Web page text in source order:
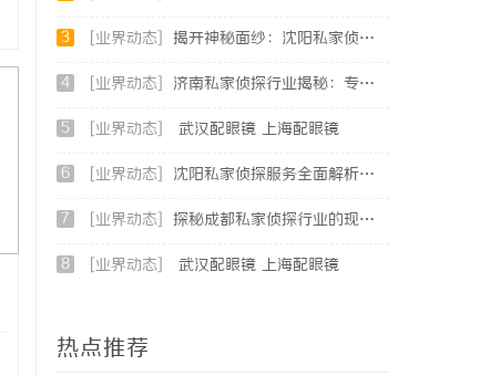
3 [业界动态] 揭开神秘面纱：沈阳私家侦探行业的现状与发展
4 [业界动态] 济南私家侦探行业揭秘：专业服务与案件解析全方位指南
5 [业界动态] 武汉配眼镜 上海配眼镜
6 [业界动态] 沈阳私家侦探服务全面解析：破解疑云，守护真相的专家助力
7 [业界动态] 探秘成都私家侦探行业的现状与服务优势全面解析
8 [业界动态] 武汉配眼镜 上海配眼镜
热点推荐